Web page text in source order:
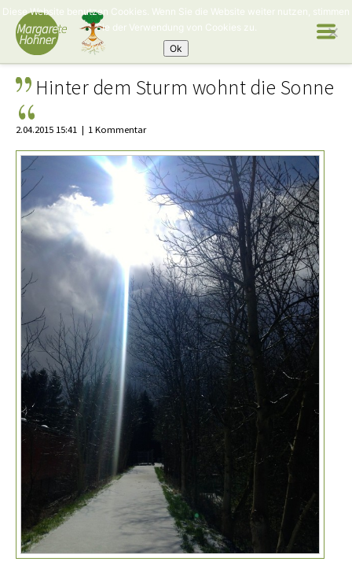
Hinter dem Sturm wohnt die Sonne
2.04.2015 15:41 1 Kommentar
Diese Website benutzen Cookies. Wenn Sie die Website weiter nutzen, stimmen
Sie der Verwendung von Cookies zu.
Ok